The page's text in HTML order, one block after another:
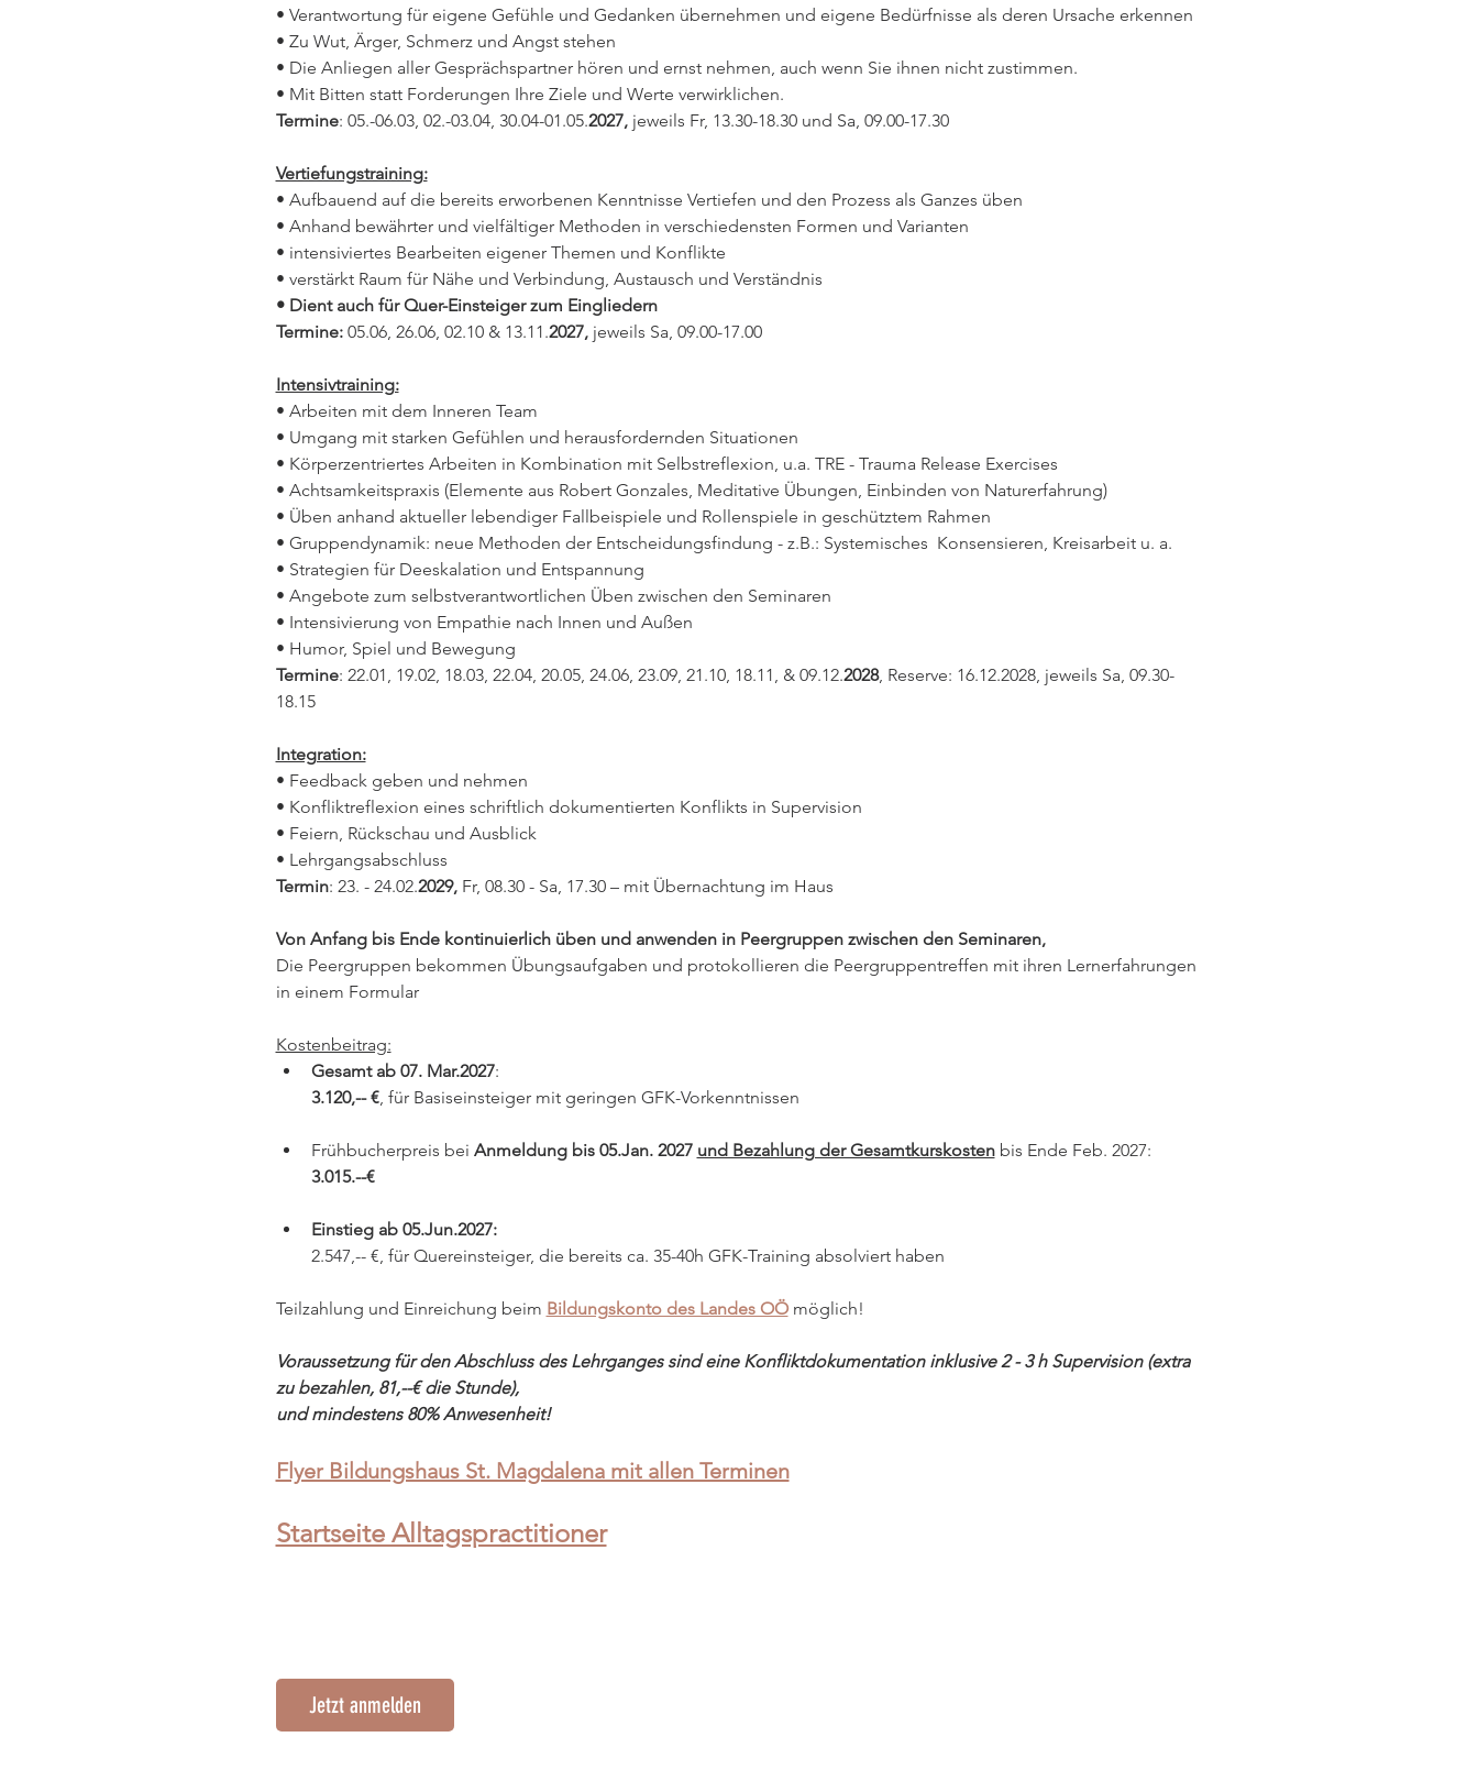
• Verantwortung für eigene Gefühle und Gedanken übernehmen und eigene Bedürfnisse als deren Ursache erkennen
• Zu Wut, Ärger, Schmerz und Angst stehen
• Die Anliegen aller Gesprächspartner hören und ernst nehmen, auch wenn Sie ihnen nicht zustimmen.
• Mit Bitten statt Forderungen Ihre Ziele und Werte verwirklichen.
Termine: 05.-06.03, 02.-03.04, 30.04-01.05.2027, jeweils Fr, 13.30-18.30 und Sa, 09.00-17.30
Vertiefungstraining:
• Aufbauend auf die bereits erworbenen Kenntnisse Vertiefen und den Prozess als Ganzes üben
• Anhand bewährter und vielfältiger Methoden in verschiedensten Formen und Varianten
• intensiviertes Bearbeiten eigener Themen und Konflikte
• verstärkt Raum für Nähe und Verbindung, Austausch und Verständnis
• Dient auch für Quer-Einsteiger zum Eingliedern
Termine: 05.06, 26.06, 02.10 & 13.11.2027, jeweils Sa, 09.00-17.00
Intensivtraining:
• Arbeiten mit dem Inneren Team
• Umgang mit starken Gefühlen und herausfordernden Situationen
• Körperzentriertes Arbeiten in Kombination mit Selbstreflexion, u.a. TRE - Trauma Release Exercises
• Achtsamkeitspraxis (Elemente aus Robert Gonzales, Meditative Übungen, Einbinden von Naturerfahrung)
• Üben anhand aktueller lebendiger Fallbeispiele und Rollenspiele in geschütztem Rahmen
• Gruppendynamik: neue Methoden der Entscheidungsfindung - z.B.: Systemisches  Konsensieren, Kreisarbeit u. a.
• Strategien für Deeskalation und Entspannung
• Angebote zum selbstverantwortlichen Üben zwischen den Seminaren
• Intensivierung von Empathie nach Innen und Außen
• Humor, Spiel und Bewegung
Termine: 22.01, 19.02, 18.03, 22.04, 20.05, 24.06, 23.09, 21.10, 18.11, & 09.12.2028, Reserve: 16.12.2028, jeweils Sa, 09.30-
18.15
Integration:
• Feedback geben und nehmen
• Konfliktreflexion eines schriftlich dokumentierten Konflikts in Supervision
• Feiern, Rückschau und Ausblick
• Lehrgangsabschluss
Termin: 23. - 24.02.2029, Fr, 08.30 - Sa, 17.30 – mit Übernachtung im Haus
Von Anfang bis Ende kontinuierlich üben und anwenden in Peergruppen zwischen den Seminaren,
Die Peergruppen bekommen Übungsaufgaben und protokollieren die Peergruppentreffen mit ihren Lernerfahrungen
in einem Formular
Kostenbeitrag:
Gesamt ab 07. Mar.2027:
3.120,-- €, für Basiseinsteiger mit geringen GFK-Vorkenntnissen
Frühbucherpreis bei Anmeldung bis 05.Jan. 2027 und Bezahlung der Gesamtkurskosten bis Ende Feb. 2027:
3.015.--€
Einstieg ab 05.Jun.2027:
2.547,-- €, für Quereinsteiger, die bereits ca. 35-40h GFK-Training absolviert haben
Teilzahlung und Einreichung beim Bildungskonto des Landes OÖ möglich!
Voraussetzung für den Abschluss des Lehrganges sind eine Konfliktdokumentation inklusive 2 - 3 h Supervision (extra
zu bezahlen, 81,--€ die Stunde),
und mindestens 80% Anwesenheit!
Flyer Bildungshaus St. Magdalena mit allen Terminen
Startseite Alltagspractitioner
Jetzt anmelden